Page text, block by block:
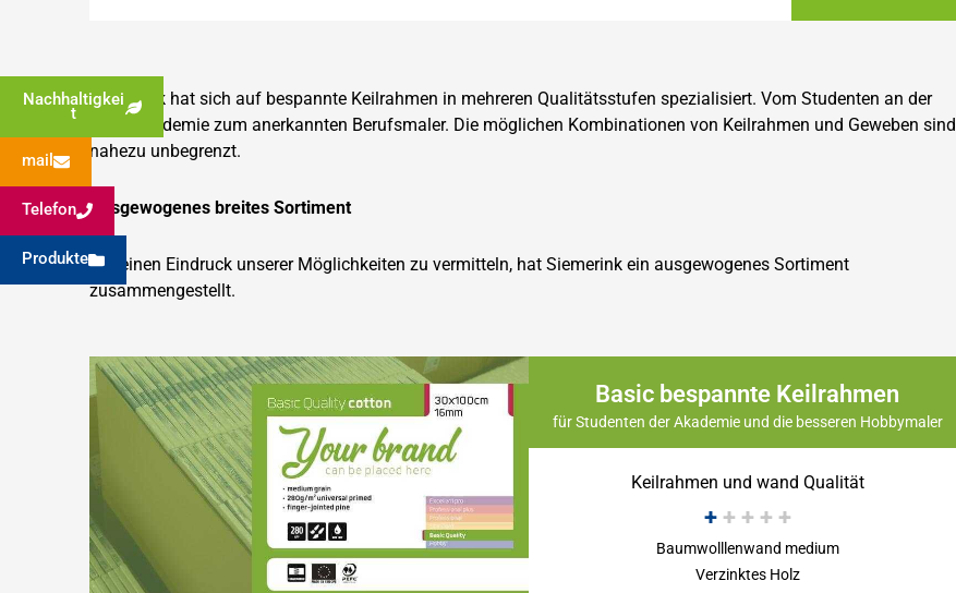
Siemerink hat sich auf bespannte Keilrahmen in mehreren Qualitätsstufen spezialisiert. Vom Studenten an der
Kunstakademie zum anerkannten Berufsmaler. Die möglichen Kombinationen von Keilrahmen und Geweben sind
nahezu unbegrenzt.
Ausgewogenes breites Sortiment
Um einen Eindruck unserer Möglichkeiten zu vermitteln, hat Siemerink ein ausgewogenes Sortiment
zusammengestellt.
Basic bespannte Keilrahmen
für Studenten der Akademie und die besseren Hobbymaler
Keilrahmen und wand Qualität
+ + + + +
Baumwolllenwand medium
Verzinktes Holz
Nachhaltigkei
t
mail
Telefon
Produkte